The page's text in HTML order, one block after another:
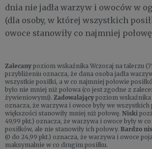
dnia nie jadła warzyw i owoców w
(dla osoby, w której wszystkich
owoce stanowiły co najmniej
Zalecany poziom wskaźnika Wczoraj na talerzu
przybliżeniu oznacza, że dana osoba jadła
wszystkie posiłki, a w co najmniej połowie
było nie mniej niż połowa (co jest zgodne z
żywieniowymi). Zadowalający poziom wskaźnika
oznacza, że warzywa i owoce były we wszystkich
większości stanowiły mniej niż połowę. Niski
49,99 pkt.) oznacza, że warzywa i owoce były w
posiłków, ale nie stanowiły ich połowy. Bardzo
(0 do 24,99 pkt.) oznacza, że warzywa i owoce
maksymalnie w co drugim posiłku.